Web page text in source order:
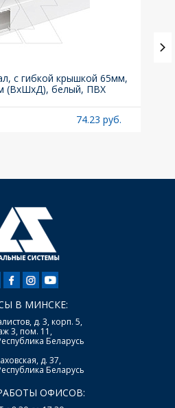
с гибкой крышкой 65мм,
(ВхШхД), белый, ПВХ
74.23 руб.
В МИНСКЕ:
д. 3, корп. 5,
3, пом. 11,
Беларусь
д. 37,
Беларусь
ОФИСОВ: